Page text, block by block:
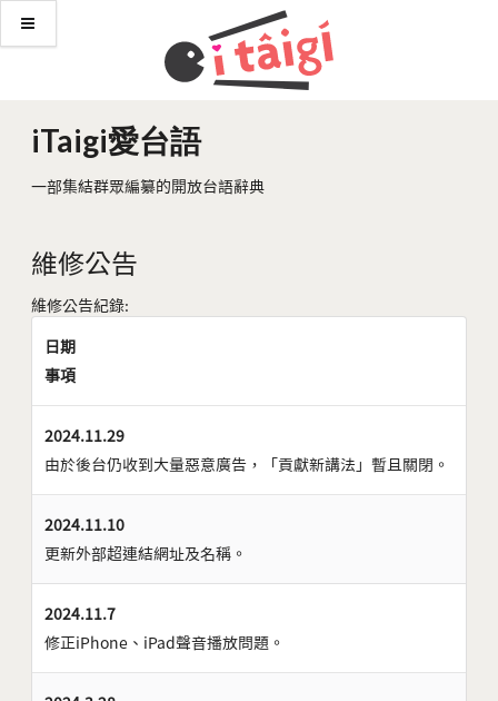
iTaigi愛台語
一部集結群眾編纂的開放台語辭典
維修公告
維修公告紀錄:
日期
事項
2024.11.29
由於後台仍收到大量惡意廣告，「貢獻新講法」暫且關閉。
2024.11.10
更新外部超連結網址及名稱。
2024.11.7
修正iPhone、iPad聲音播放問題。